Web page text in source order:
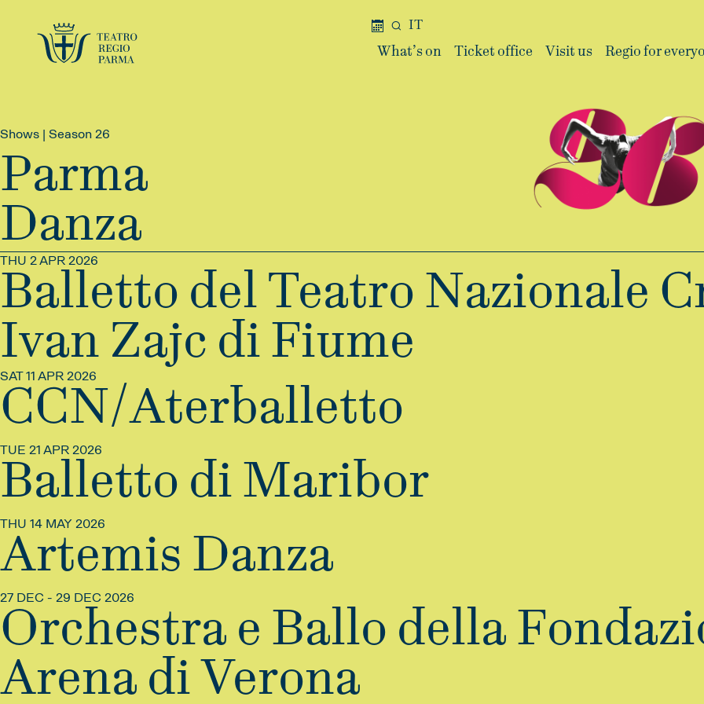
IT
What’s on Ticket office Visit us Regio for
Shows | Season 26
Parma
Danza
THU 2 APR 2026
Balletto del Teatro Nazionale
Ivan Zajc di Fiume
SAT 11 APR 2026
CCN/Aterballetto
TUE 21 APR 2026
Balletto di Maribor
THU 14 MAY 2026
Artemis Danza
27 DEC - 29 DEC 2026
Orchestra e Ballo della
Arena di Verona